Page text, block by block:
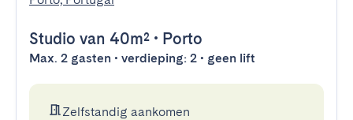
Studio van 40m² • Porto
Max. 2 gasten • verdieping: 2 • geen lift
Zelfstandig aankomen